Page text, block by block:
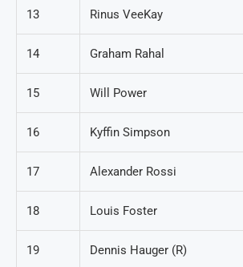
13 Rinus VeeKay
14 Graham Rahal
15 Will Power
16 Kyffin Simpson
17 Alexander Rossi
18 Louis Foster
19 Dennis Hauger (R)